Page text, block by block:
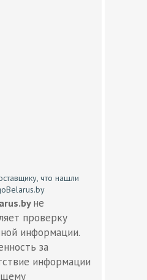
что нашли
не
проверку
информации.
за
информации